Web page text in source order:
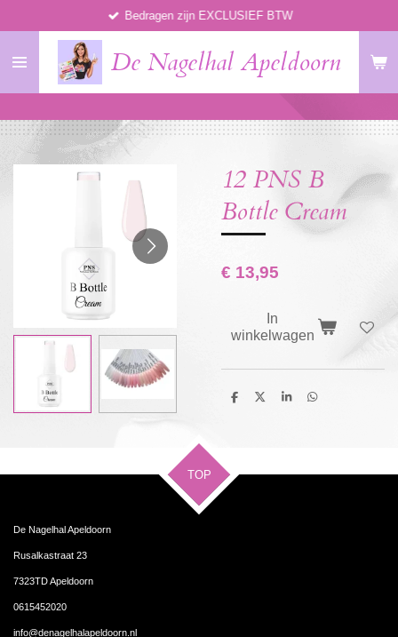
naar
hoofdinhoud
De Nagelhal Apeldoorn
Bedragen zijn EXCLUSIEF BTW
12 PNS B
Bottle Cream
€ 13,95
In
winkelwagen
D
D
S
D
TOP
De Nagelhal Apeldoorn
Rusalkastraat 23
7323TD Apeldoorn
0615452020
info@denagelhalapeldoorn.nl